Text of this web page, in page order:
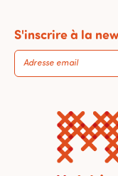
S'inscrire à la